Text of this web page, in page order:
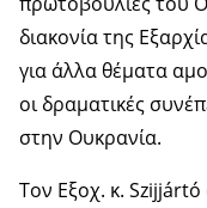
διακονία της
για άλλα θέματα
οι δραματικές
στην Ουκρανία.
Τον Εξοχ. κ.